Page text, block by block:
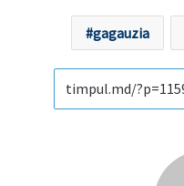
gagauzia